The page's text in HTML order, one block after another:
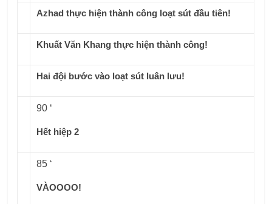
Azhad thực hiện thành công loạt sút đầu tiên!
Khuất Văn Khang thực hiện thành công!
Hai đội bước vào loạt sút luân lưu!
90 ‘
Hết hiệp 2
85 ‘
VÀOOOO!